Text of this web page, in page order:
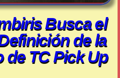
Busca el
de la
de TC Pick Up